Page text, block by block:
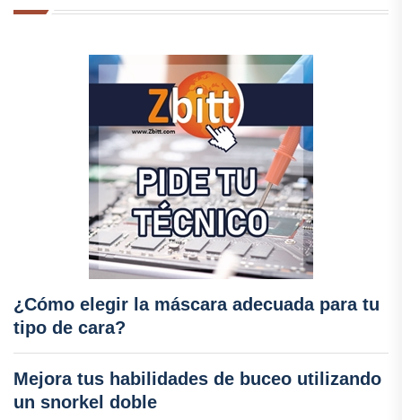
¿Cómo elegir la máscara adecuada para tu
tipo de cara?
Mejora tus habilidades de buceo utilizando
un snorkel doble